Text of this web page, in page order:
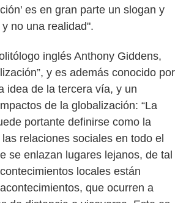
es en gran parte un slogan y
no una realidad".
inglés Anthony Giddens,
y es además conocido por
idea de la tercera vía, y un
de la globalización: “La
portante definirse como la
relaciones sociales en todo el
se enlazan lugares lejanos, de tal
locales están
que ocurren a